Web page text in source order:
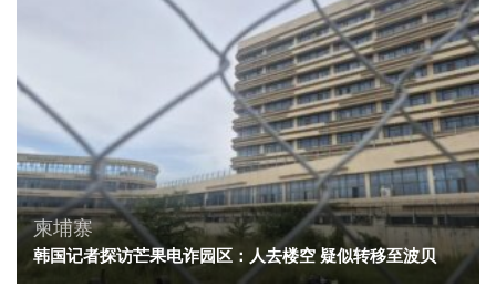
柬埔寨
韩国记者探访芒果电诈园区：人去楼空 疑似转移至波贝